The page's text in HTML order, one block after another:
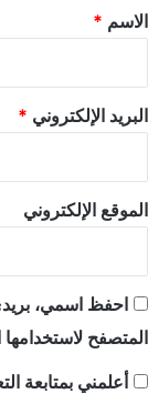
*
الاسم *
البريد الإلكتروني *
الموقع الإلكتروني
احفظ اسمي،
المتصفح
أعلمني بمتابعة